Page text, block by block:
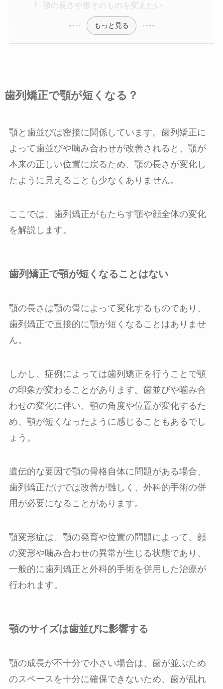
顎の長さや形そのものを変えたい
もっと見る
歯列矯正で顎が短くなる？
顎と歯並びは密接に関係しています。歯列矯正に
よって歯並びや噛み合わせが改善されると、顎が
本来の正しい位置に戻るため、顎の長さが変化し
たように見えることも少なくありません。
ここでは、歯列矯正がもたらす顎や顔全体の変化
を解説します。
歯列矯正で顎が短くなることはない
顎の長さは顎の骨によって変化するものであり、
歯列矯正で直接的に顎が短くなることはありませ
ん。
しかし、症例によっては歯列矯正を行うことで顎
の印象が変わることがあります。歯並びや噛み合
わせの変化に伴い、顎の角度や位置が変化するた
め、顎が短くなったように感じることもあるでし
ょう。
遺伝的な要因で顎の骨格自体に問題がある場合、
歯列矯正だけでは改善が難しく、外科的手術の併
用が必要になることがあります。
顎変形症は、顎の発育や位置の問題によって、顔
の変形や噛み合わせの異常が生じる状態であり、
一般的に歯列矯正と外科的手術を併用した治療が
行われます。
顎のサイズは歯並びに影響する
顎の成長が不十分で小さい場合は、歯が並ぶため
のスペースを十分に確保できないため、歯が乱れ